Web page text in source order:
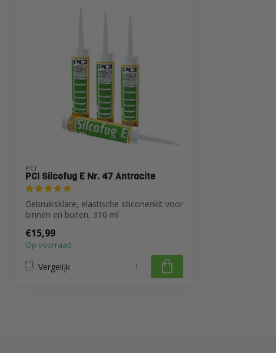
PCI
PCI Silcofug E Nr. 47 Antracite
Gebruiksklare, elastische siliconenkit voor
binnen en buiten, 310 ml
€15,99
Op voorraad
Vergelijk